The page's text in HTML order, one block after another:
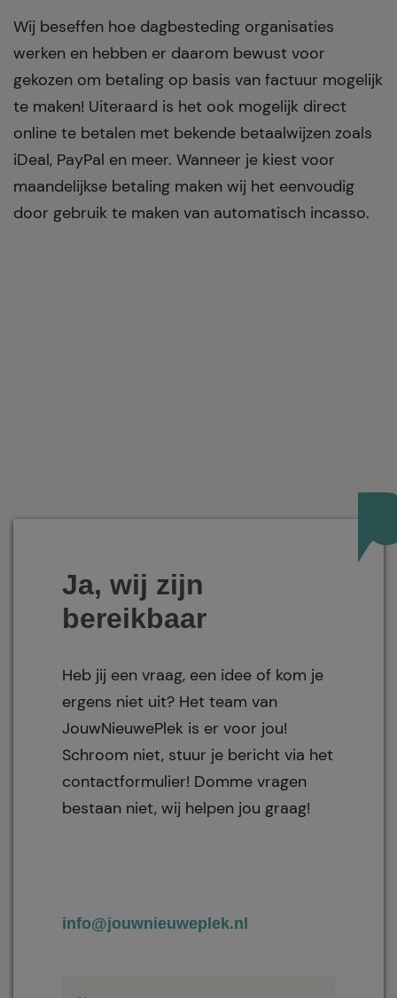
Wij beseffen hoe dagbesteding organisaties
werken en hebben er daarom bewust voor
gekozen om betaling op basis van factuur mogelijk
te maken! Uiteraard is het ook mogelijk direct
online te betalen met bekende betaalwijzen zoals
iDeal, PayPal en meer. Wanneer je kiest voor
maandelijkse betaling maken wij het eenvoudig
door gebruik te maken van automatisch incasso.
Ja, wij zijn
bereikbaar
Heb jij een vraag, een idee of kom je
ergens niet uit? Het team van
JouwNieuwePlek is er voor jou!
Schroom niet, stuur je bericht via het
contactformulier! Domme vragen
bestaan niet, wij helpen jou graag!
info@jouwnieuweplek.nl